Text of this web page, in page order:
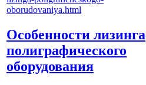
Особенности лизинга
полиграфического
оборудования